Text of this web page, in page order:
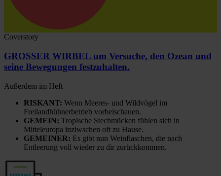
Coverstory
GROSSER WIRBEL um Versuche, den Ozean und
seine Bewegungen festzuhalten.
Außerdem im Heft
RISKANT: Wenn Meeres- und Wildvögel im
Freilandhühnerbetrieb vorbeischauen.
GEMEIN: Tropische Stechmücken fühlen sich in
Mitteleuropa inziwschen oft zu Hause.
GEMEINER: Es gibt nun Weinflaschen, die nach
Entleerung voll wieder zu dir zurückkommen.